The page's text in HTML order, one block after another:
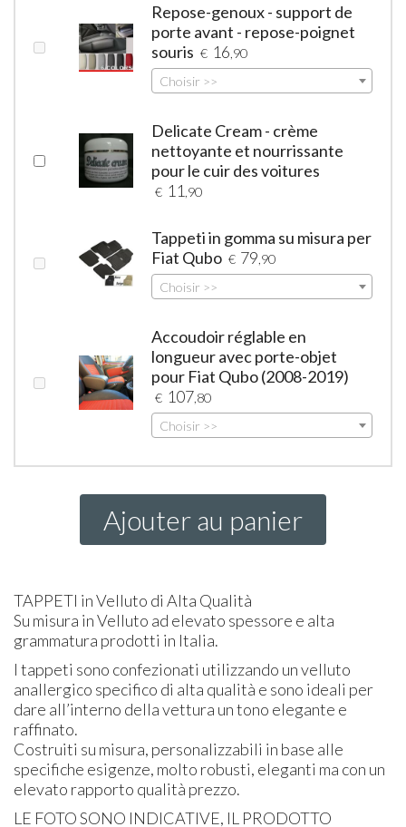
Repose-genoux - support de
porte avant - repose-poignet
souris € 16 ,90
Choisir >>
Delicate Cream - crème
nettoyante et nourrissante
pour le cuir des voitures
€ 11 ,90
Tappeti in gomma su misura per
Fiat Qubo € 79 ,90
Choisir >>
Accoudoir réglable en
longueur avec porte-objet
pour Fiat Qubo (2008-2019)
€ 107 ,80
Choisir >>
Ajouter au panier
TAPPETI in Velluto di Alta Qualità
Su misura in Velluto ad elevato spessore e alta
grammatura prodotti in Italia.
I tappeti sono confezionati utilizzando un velluto
anallergico specifico di alta qualità e sono ideali per
dare all’interno della vettura un tono elegante e
raffinato.
Costruiti su misura, personalizzabili in base alle
specifiche esigenze, molto robusti, eleganti ma con un
elevato rapporto qualità prezzo.
LE FOTOSONO INDICATIVE, IL PRODOTTO